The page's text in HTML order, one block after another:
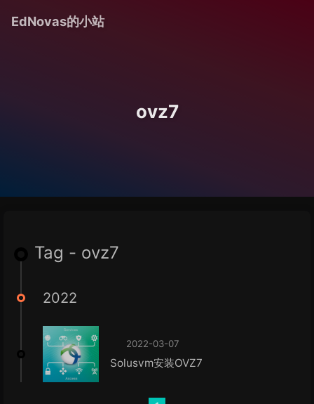
EdNovas的小站
ovz7
Tag - ovz7
2022
2022-03-07
Solusvm安装OVZ7